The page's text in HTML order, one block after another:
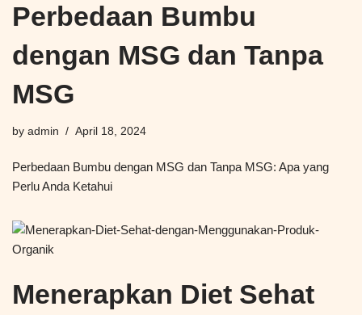
Perbedaan Bumbu
dengan MSG dan Tanpa
MSG
by admin April 18, 2024
Perbedaan Bumbu dengan MSG dan Tanpa MSG: Apa yang
Perlu Anda Ketahui
Menerapkan Diet Sehat